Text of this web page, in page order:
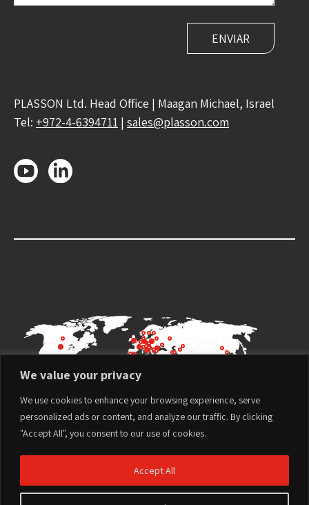
We value your privacy
We use cookies to enhance your browsing experience, serve
personalized ads or content, and analyze our traffic. By clicking
"Accept All", you consent to our use of cookies.
Accept All
PLASSON Ltd. Head Office | Maagan Michael, Israel
Tel: +972-4-6394711 | sales@plasson.com